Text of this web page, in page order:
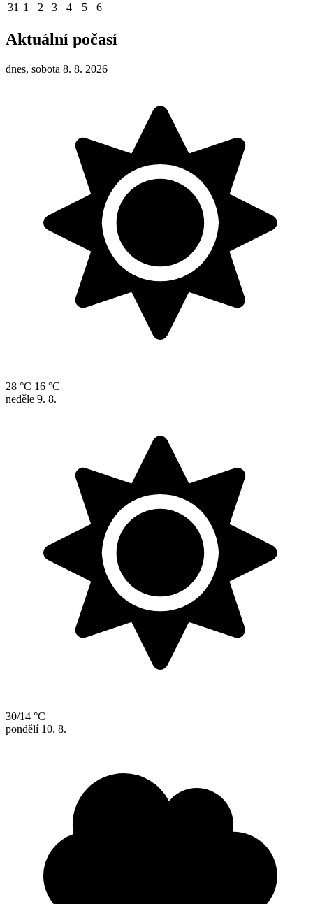
31 1 2 3 4 5 6
Aktuální počasí
dnes, sobota 8. 8. 2026
28 °C 16 °C
neděle 9. 8.
30/14 °C
pondělí 10. 8.